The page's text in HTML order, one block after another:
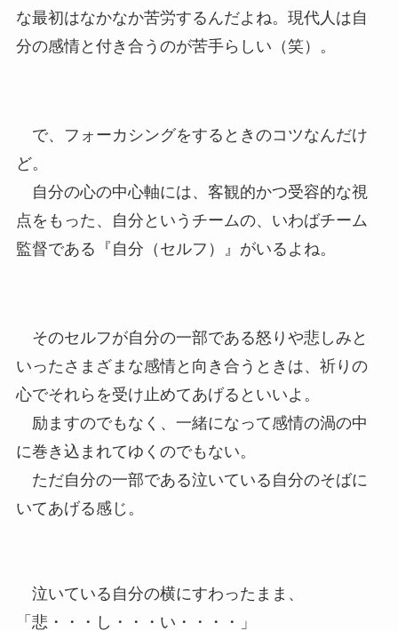
な最初はなかなか苦労するんだよね。現代人は自
分の感情と付き合うのが苦手らしい（笑）。
で、フォーカシングをするときのコツなんだけ
ど。
自分の心の中心軸には、客観的かつ受容的な視
点をもった、自分というチームの、いわばチーム
監督である『自分（セルフ）』がいるよね。
そのセルフが自分の一部である怒りや悲しみと
いったさまざまな感情と向き合うときは、祈りの
心でそれらを受け止めてあげるといいよ。
励ますのでもなく、一緒になって感情の渦の中
に巻き込まれてゆくのでもない。
ただ自分の一部である泣いている自分のそばに
いてあげる感じ。
泣いている自分の横にすわったまま、
「悲・・・し・・・い・・・・」